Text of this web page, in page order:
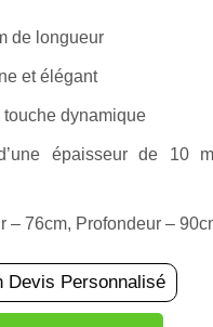
de longueur
et élégant
dynamique
épaisseur de 10
– 76cm, Profondeur –
Devis Personnalisé